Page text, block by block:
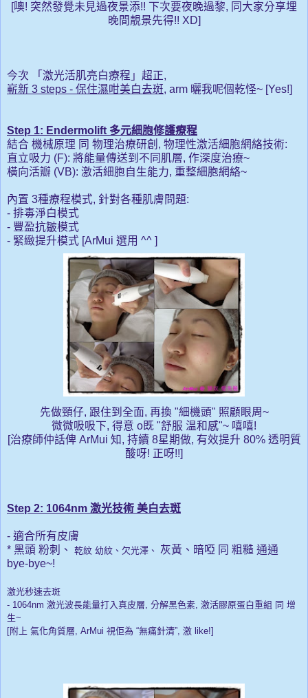
[噢! 突然發覺未見過夜景添!! 下次要夜晚過黎, 同大家分享埋
晚間靚景先得!! XD]
今次
「激光活肌亮白療程」超正,
嶄新 3 steps - 保住濕咁美白去斑, arm 曬我呢個乾怪~ [Yes!]
Step 1: Endermolift 多元細胞修護療程
結合 機械原理 同 物理治療研創, 物理性激活細胞網絡技術:
直立吸力 (F): 將能量傳送到不同肌層, 作深度治療~
橫向活瓣 (VB): 激活細胞自生能力, 重整細胞網絡~
內置 3種療程模式, 針對各種肌膚問題:
- 排毒淨白模式
- 豐盈抗皺模式
- 緊緻提升模式 [ArMui 選用 ^^ ]
先做頸仔, 跟住到全面, 再換 "細機頭" 照顧眼周~
微微吸吸下, 得意 o既 "舒服 温和感"~ 嘻嘻!
[治療師仲話俾 ArMui 知, 持續 8星期做, 有效提升 80% 透明質
酸呀! 正呀!!]
Step 2: 1064nm 激光技術 美白去斑
- 適合所有皮膚
* 黑頭 粉刺、
乾紋 幼紋、欠光澤、
灰黃、暗啞 同 粗糙 通通
bye-bye~!
激光秒速去斑
- 1064nm 激光波長能量打入真皮層, 分解黑色素, 激活膠原蛋白重組 同 增
生~
[附上 氣化角質層, ArMui 視佢為 “無痛針清”, 激 like!]